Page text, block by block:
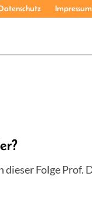
Impressum
Folge Prof.